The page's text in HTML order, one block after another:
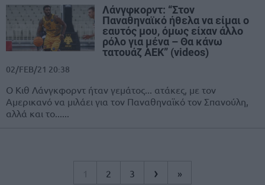
Λάνγφκορντ: “Στον
Παναθηναϊκό ήθελα να είμαι ο
εαυτός μου, όμως είχαν άλλο
ρόλο για μένα – Θα κάνω
τατουάζ ΑΕΚ” (videos)
02/FEB/21 20:38
Ο Κιθ Λάνγκφορντ ήταν γεμάτος... ατάκες, με τον
Αμερικανό να μιλάει για τον Παναθηναϊκό τον Σπανούλη,
αλλά και το......
1 2 3 › »